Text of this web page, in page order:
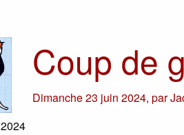
Coup de
Dimanche 23 juin 2024,par